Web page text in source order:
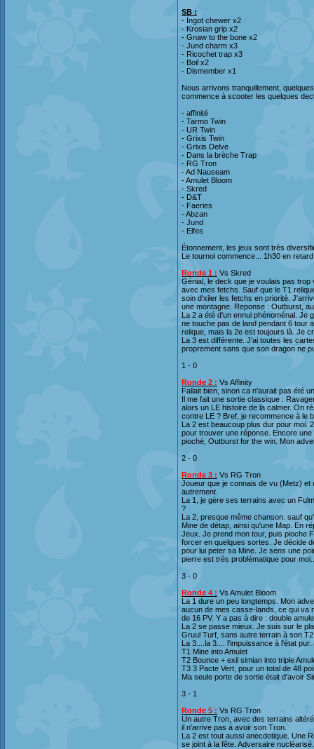
SB :
- Ingot chewer x2
- Krosian grip x2
- Gnaw to the bone x2
- Jund charm x3
- Ricochet trap x3
- Boil x2
- Dismember x1
Nous arrivons tranquillement,
commence à scooter les quelques
- affinité
- Tarmo Twin
- UR Twin
- Grixis Twin
- Grixis Delve
- Dans la brèche Trap
- RG Tron
- Ad Nauseam
- Amulet Bloom
- Skred
- D&T
- Faeries
- Abzan
- Jund
- Elfes
Étonnement, les jeux sont très
Le tournoi commence... 1h30 en
Ronde 1 : Vs Skred
Génial, le deck que je voulais pas trop
avec mes fetchs. Sauf que le T1
soin d'xiler les fetchs en priorité.
une montagne. Reponse : Outburst,
La 2 a été d'un ennui phénoménal. Je
ne touche pas de land pendant 6 tour
relique, mais la 2e est toujours là. Je
La 3 est différente. J'ai toutes les
proprement sans que son dragon ne
1 - 0
Ronde 2 : Vs Affinity
Fallait bien, sinon ca n'aurait pas été
Il me fait une sortie classique :
alors un LE histoire de la calmer. On
contre LE ? Bref, je recommence à le
La 2 est beaucoup plus dur pour moi.
pour trouver une réponse. Encore
pioché, Outburst for the win. Mon
2 - 0
Ronde 3 : Vs RG Tron
Joueur que je connais de vu (Metz) et
autrement.
La 1, je gère ses terrains avec un
?
La 2, presque même chanson. sauf
Mine de détap, ainsi qu'une Map. En
Jeux. Je prend mon tour, puis pioche
forcer en quelques sortes. Je décide
pour lui peter sa Mine. Je sens une
pierre est très problématique pour
3 - 0
Ronde 4 : Vs Amulet Bloom
La 1 dure un peu longtemps. Mon
aucun de mes casse-lands, ce qui va
de 16 PV. Y a pas à dire : double
La 2 se passe mieux. Je suis sur le
Gruul Turf, sans autre terrain à son
La 3....la 3.... l'impuissance à l'état
T1 Mine into Amulet
T2 Bounce + exil simian into triple
T3 3 Pacte Vert, pour un total de 48
Ma seule porte de sortie était d'avoir
3 - 1
Ronde 5 : Vs RG Tron
Un autre Tron, avec des terrains
il n'arrive pas à avoir son Tron.
La 2 est tout aussi anecdotique. Une
se joint à la fête. Adversaire nucléarisé.